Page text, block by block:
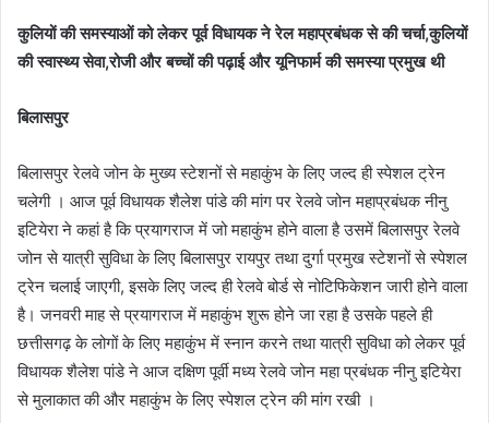
कुलियों की समस्याओं को लेकर पूर्व विधायक ने रेल महाप्रबंधक से की चर्चा,कुलियों
की स्वास्थ्य सेवा,रोजी और बच्चों की पढ़ाई और यूनिफार्म की समस्या प्रमुख थी
बिलासपुर
बिलासपुर रेलवे जोन के मुख्य स्टेशनों से महाकुंभ के लिए जल्द ही स्पेशल ट्रेन
चलेगी । आज पूर्व विधायक शैलेश पांडे की मांग पर रेलवे जोन महाप्रबंधक नीनु
इटियेरा ने कहां है कि प्रयागराज में जो महाकुंभ होने वाला है उसमें बिलासपुर रेलवे
जोन से यात्री सुविधा के लिए बिलासपुर रायपुर तथा दुर्गा प्रमुख स्टेशनों से स्पेशल
ट्रेन चलाई जाएगी, इसके लिए जल्द ही रेलवे बोर्ड से नोटिफिकेशन जारी होने वाला
है। जनवरी माह से प्रयागराज में महाकुंभ शुरू होने जा रहा है उसके पहले ही
छत्तीसगढ़ के लोगों के लिए महाकुंभ में स्नान करने तथा यात्री सुविधा को लेकर पूर्व
विधायक शैलेश पांडे ने आज दक्षिण पूर्वी मध्य रेलवे जोन महा प्रबंधक नीनु इटियेरा
से मुलाकात की और महाकुंभ के लिए स्पेशल ट्रेन की मांग रखी ।